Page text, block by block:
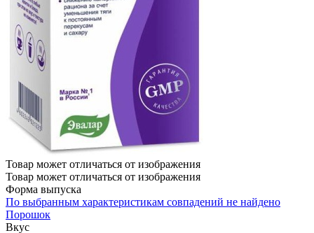
Товар может отличаться от изображения
Товар может отличаться от изображения
Форма выпуска
По выбранным характеристикам совпадений не найдено
Порошок
Вкус